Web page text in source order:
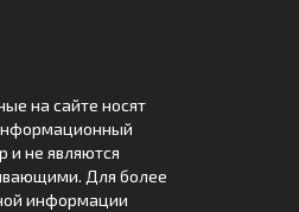
на сайте носят
и не являются
Для более
информации